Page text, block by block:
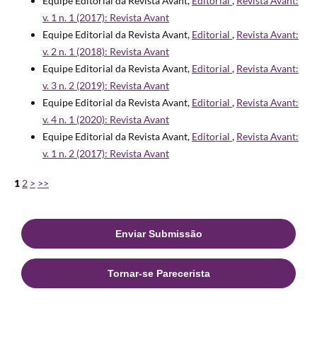
v. 1 n. 1 (2017): Revista Avant
Equipe Editorial da Revista Avant, Editorial , Revista Avant:
v. 2 n. 1 (2018): Revista Avant
Equipe Editorial da Revista Avant, Editorial , Revista Avant:
v. 3 n. 2 (2019): Revista Avant
Equipe Editorial da Revista Avant, Editorial , Revista Avant:
v. 4 n. 1 (2020): Revista Avant
Equipe Editorial da Revista Avant, Editorial , Revista Avant:
v. 1 n. 2 (2017): Revista Avant
1 2 > >>
Enviar Submissão
Tornar-se Parecerista